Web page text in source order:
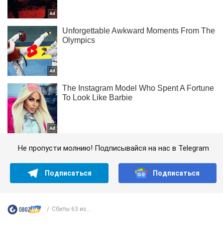
Не пропусти молнию! Подписывайся на нас в Telegram
Подписаться Подписаться
Сбиты 63 из...